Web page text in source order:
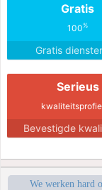
Gratis
100%
Gratis
Serieus
Bevestigde
We werken hard